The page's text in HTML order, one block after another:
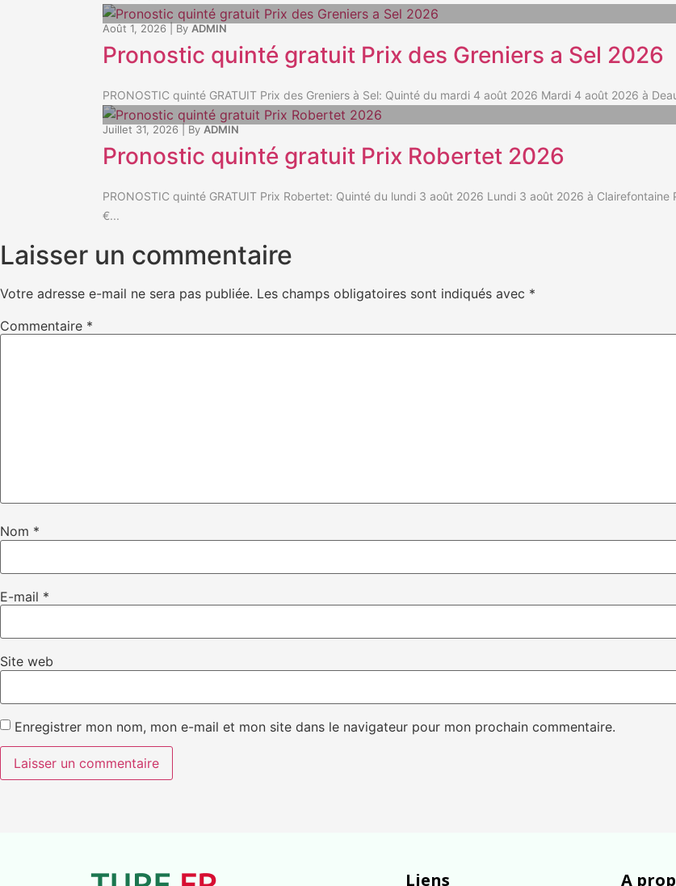
Août 1, 2026 By ADMIN
Pronostic quinté gratuit Prix des Greniers a Sel 2026
PRONOSTIC quinté GRATUIT Prix des Greniers à Sel: Quinté du mardi 4 août 2026 Mardi 4 août 2026 à
Juillet 31, 2026 By ADMIN
Pronostic quinté gratuit Prix Robertet 2026
PRONOSTIC quinté GRATUIT Prix Robertet: Quinté du lundi 3 août 2026 Lundi 3 août 2026 à
€...
Laisser un commentaire
Votre adresse e-mail ne sera pas publiée. Les champs obligatoires sont indiqués avec *
Commentaire *
Nom *
E-mail *
Site web
Enregistrer mon nom, mon e-mail et mon site dans le navigateur pour mon prochain commentaire.
Liens A